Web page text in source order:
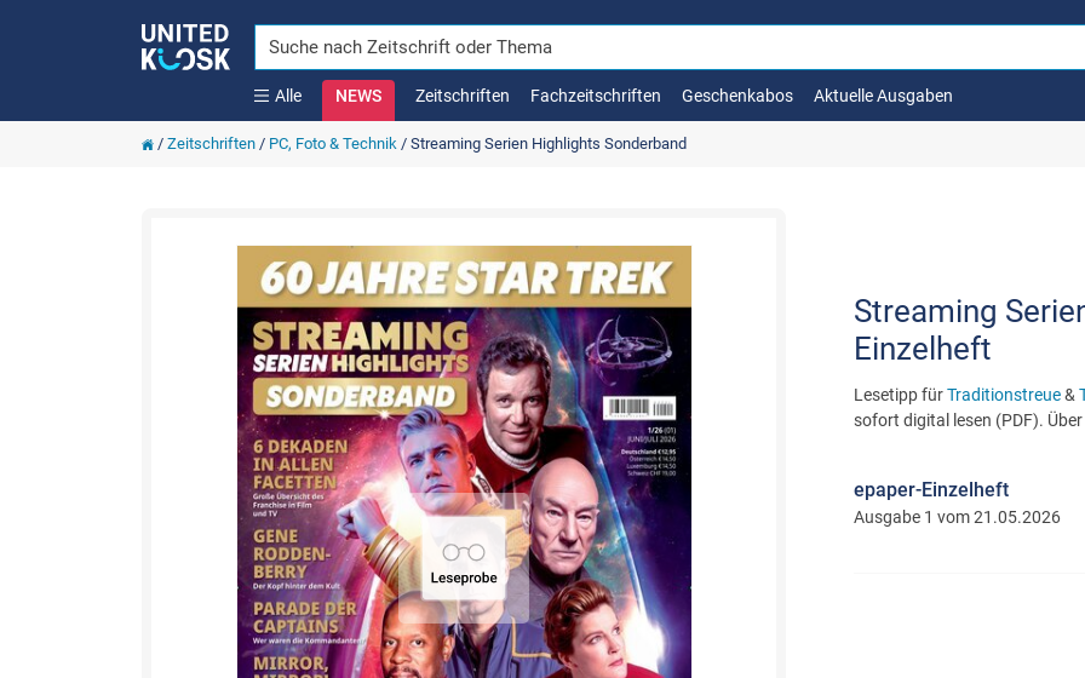
Alle NEWS Zeitschriften Fachzeitschriften Geschenkabos Aktuelle Ausgaben
/ Zeitschriften/ PC, Foto & Technik/ Streaming Serien Highlights Sonderband
Streaming
Einzelheft
Lesetipp fürTraditionstreue&
sofort digital lesen (PDF).
epaper-Einzelheft
Ausgabe 1 vom 21.05.2026